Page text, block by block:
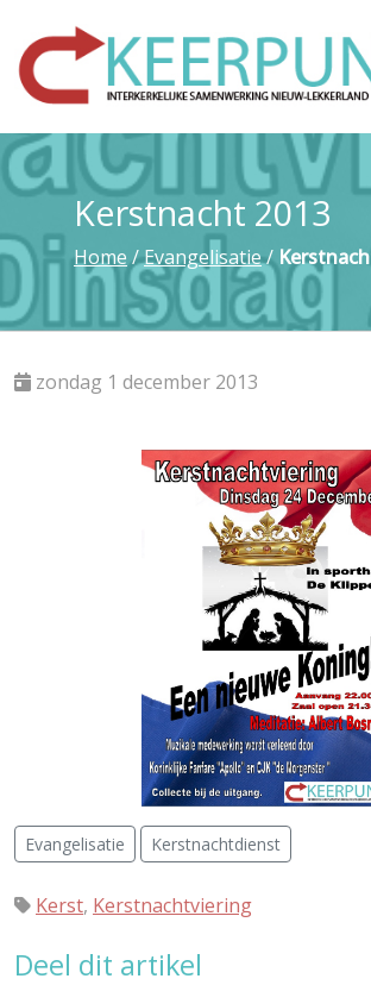
Kerstnacht 2013
Home /Evangelisatie/
zondag 1 december 2013
Evangelisatie Kerstnachtdienst
Kerst, Kerstnachtviering
Deel dit artikel